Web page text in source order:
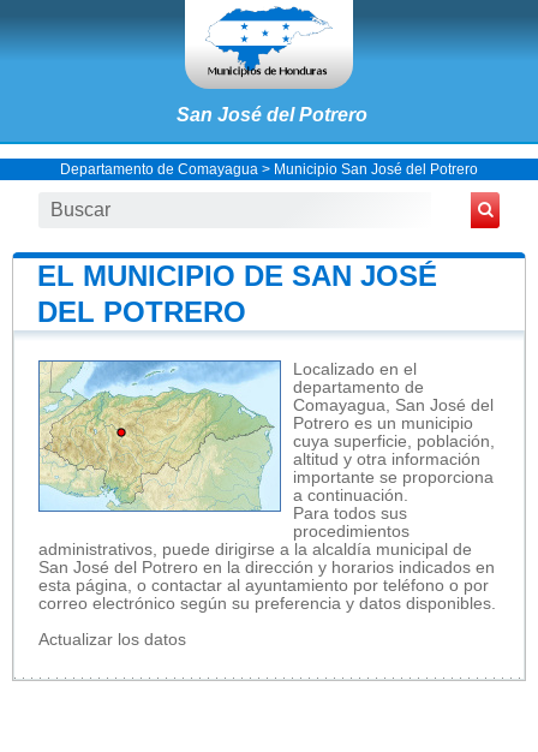
San José del Potrero
Departamento de Comayagua > Municipio San José del Potrero
EL MUNICIPIO DE SAN JOSÉ
DEL POTRERO
Localizado en el
departamento de
Comayagua, San José del
Potrero es un municipio
cuya superficie, población,
altitud y otra información
importante se proporciona
a continuación.
Para todos sus
procedimientos
administrativos, puede dirigirse a la alcaldía municipal de
San José del Potrero en la dirección y horarios indicados en
esta página, o contactar al ayuntamiento por teléfono o por
correo electrónico según su preferencia y datos disponibles.
Actualizar los datos